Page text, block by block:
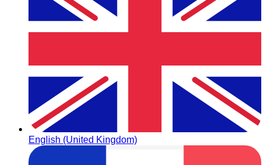
English (United Kingdom)